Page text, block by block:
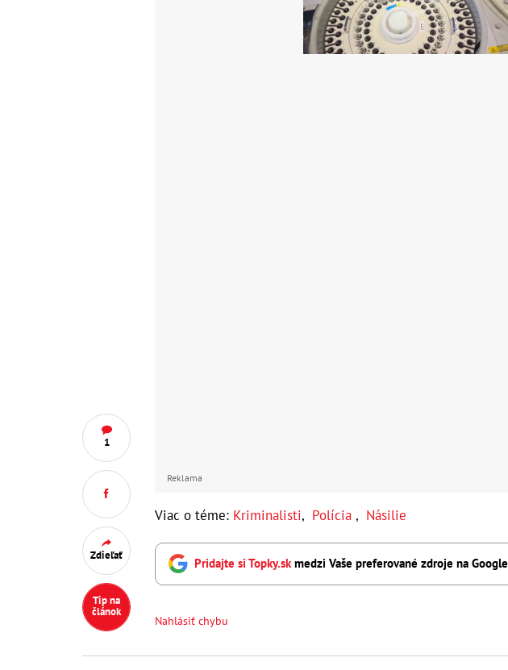
1
Zdieľať
Tip na
článok
Reklama
Viac o téme: Kriminalisti, Polícia , Násilie
Pridajte si Topky.skmedzi Vaše preferované zdroje na Google
Nahlásiť chybu